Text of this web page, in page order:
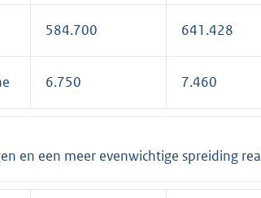
584.700 641.428
6.750 7.460
en een meer evenwichtige spreiding